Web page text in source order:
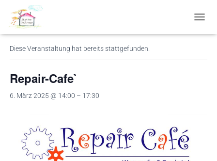
A
G
« Alle Veranstaltungen
Diese Veranstaltung hat bereits stattgefunden.
Repair-Cafe`
6. März 2025 @ 14:00 – 17:30